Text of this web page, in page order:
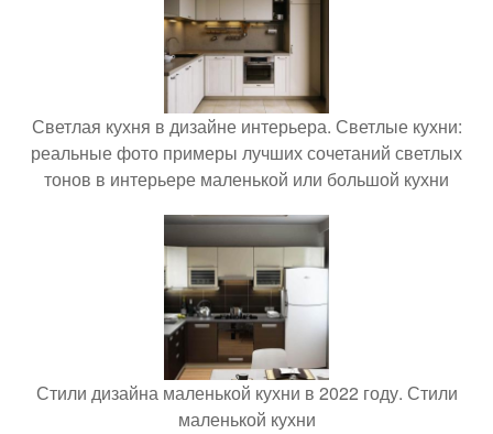
Светлая кухня в дизайне интерьера. Светлые кухни:
реальные фото примеры лучших сочетаний светлых
тонов в интерьере маленькой или большой кухни
Стили дизайна маленькой кухни в 2022 году. Стили
маленькой кухни